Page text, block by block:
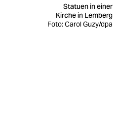
Statuen in einer
Kirche in Lemberg
Foto: Carol Guzy/dpa